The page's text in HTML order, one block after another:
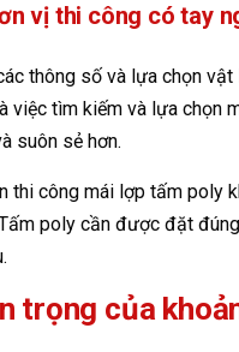
vị thi công có tay
thông số và lựa chọn
việc tìm kiếm và lựa chọn
suôn sẻ hơn.
thi công mái lợp tấm poly
poly cần được đặt
trọng của